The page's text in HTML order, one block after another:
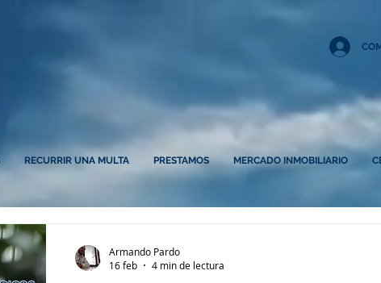
RECURRIR UNA MULTA PRESTAMOS MERCADO INMOBILIARIO
Armando Pardo
16 feb
4 min de lectura